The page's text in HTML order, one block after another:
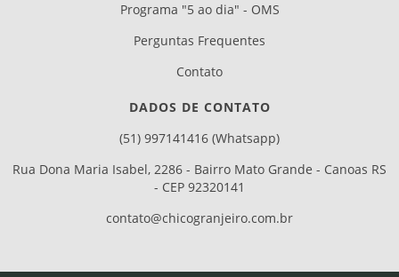
Programa "5 ao dia" - OMS
Perguntas Frequentes
Contato
DADOS DE CONTATO
(51) 997141416 (Whatsapp)
Rua Dona Maria Isabel, 2286 - Bairro Mato Grande - Canoas RS
- CEP 92320141
contato@chicogranjeiro.com.br